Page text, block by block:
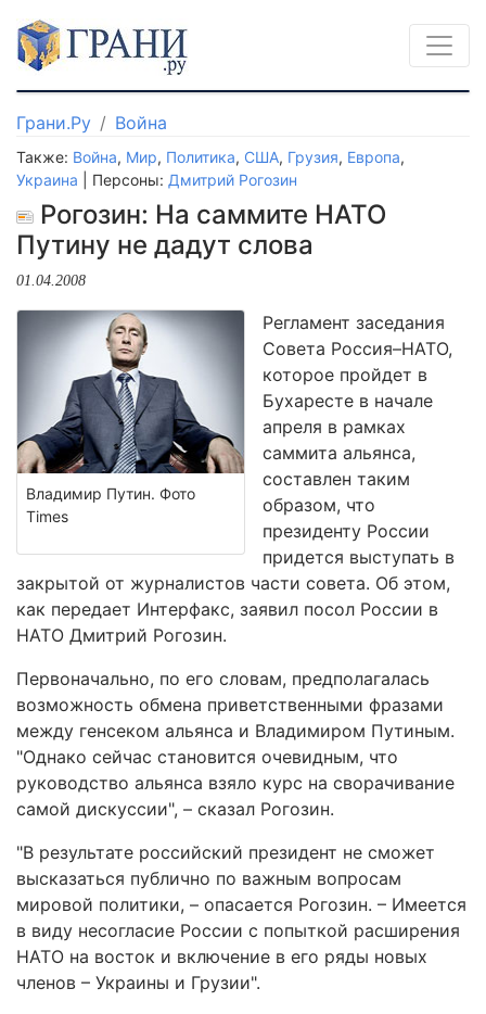
Грани.Ру Война
Также: Война, Мир, Политика, США, Грузия, Европа,
Украина | Персоны: Дмитрий Рогозин
Рогозин: На саммите НАТО
Путину не дадут слова
01.04.2008
Владимир Путин. Фото
Times
Регламент заседания
Совета Россия–НАТО,
которое пройдет в
Бухаресте в начале
апреля в рамках
саммита альянса,
составлен таким
образом, что
президенту России
придется выступать в
закрытой от журналистов части совета. Об этом,
как передает Интерфакс, заявил посол России в
НАТО Дмитрий Рогозин.
Первоначально, по его словам, предполагалась
возможность обмена приветственными фразами
между генсеком альянса и Владимиром Путиным.
"Однако сейчас становится очевидным, что
руководство альянса взяло курс на сворачивание
самой дискуссии", – сказал Рогозин.
"В результате российский президент не сможет
высказаться публично по важным вопросам
мировой политики, – опасается Рогозин. – Имеется
в виду несогласие России с попыткой расширения
НАТО на восток и включение в его ряды новых
членов – Украины и Грузии".